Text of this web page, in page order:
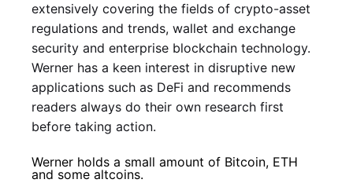
extensively covering the fields of crypto-asset
regulations and trends, wallet and exchange
security and enterprise blockchain technology.
Werner has a keen interest in disruptive new
applications such as DeFi and recommends
readers always do their own research first
before taking action.
Werner holds a small amount of Bitcoin, ETH
and some altcoins.